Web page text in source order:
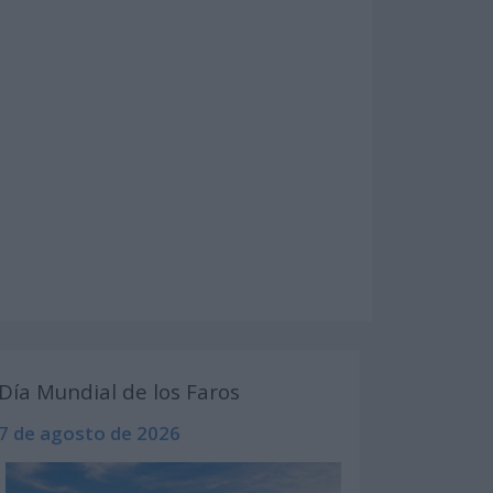
Mundial de los Faros
de agosto de 2026